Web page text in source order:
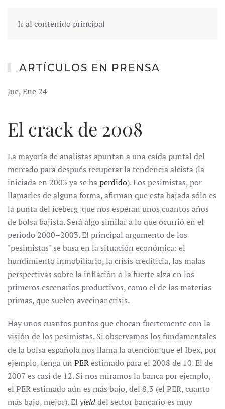
Ir al contenido principal
ARTÍCULOS EN PRENSA
Jue, Ene 24
El crack de 2008
La mayoría de analistas apuntan a una caída puntal del
mercado para después recuperar la tendencia alcista (la
iniciada en 2003 ya se haperdido). Los pesimistas, por
llamarles de alguna forma, afirman que esta bajada sólo es
la punta del iceberg, que nos esperan unos cuantos años
de bolsa bajista. Será algo similar a lo que ocurrió en el
periodo 2000–2003. El principal argumento de los
"pesimistas" se basa en la situación económica: el
hundimiento inmobiliario, la crisis crediticia, las malas
perspectivas sobre la inflación o la fuerte alza en los
primeros escenarios productivos, como el de las materias
primas, que suelen avecinar crisis.
Hay unos cuantos puntos que chocan fuertemente con la
visión de los pesimistas. Si observamos los fundamentales
de la bolsa española nos llama la atención que el Ibex, por
ejemplo, tenga un PERestimado para el 2008 de 10. El de
2007 es casi de 12. Si nos miramos la banca por ejemplo,
el PER estimado aún es más bajo, del 8,3 (el PER, cuanto
más bajo, mejor). El yielddel sector bancario es muy